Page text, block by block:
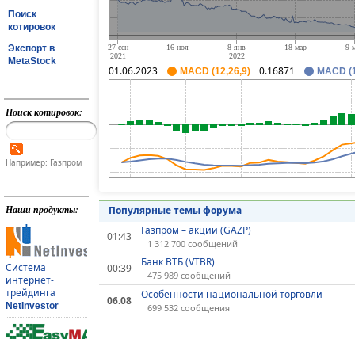
Поиск
котировок
Экспорт в
MetaStock
Поиск котировок:
Например: Газпром
Наши продукты:
Система
интернет-
трейдинга
NetInvestor
01.06.2023 MACD (12,26,9) 0.16871 MACD
Популярные темы форума
01:43
Газпром – акции (GAZP)
1 312 700 сообщений
00:39 Банк ВТБ (VTBR)
475 989 сообщений
06.08 Особенности национальной торговли
699 532 сообщения